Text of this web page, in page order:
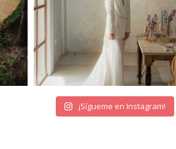
¡Sígueme en Instagram!